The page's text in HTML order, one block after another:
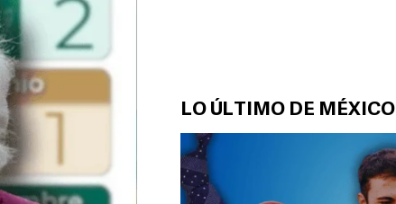
LO ÚLTIMO DE MÉXICO